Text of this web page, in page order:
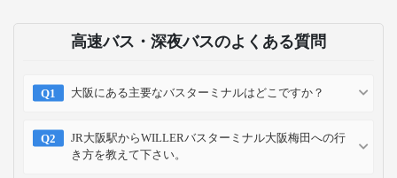
高速バス・深夜バスのよくある質問
大阪にある主要なバスターミナルはどこですか？
JR大阪駅からWILLERバスターミナル大阪梅田への行
き方を教えて下さい。